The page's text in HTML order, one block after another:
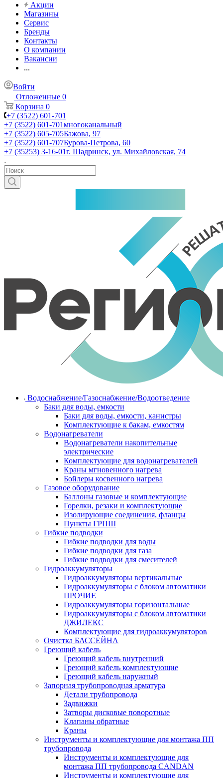
Акции
Магазины
Сервис
Бренды
Контакты
О компании
Вакансии
...
Войти
Отложенные 0
Корзина 0
+7 (3522) 601-701
+7 (3522) 601-701многоканальный
+7 (3522) 605-705Бажова, 97
+7 (3522) 601-707Бурова-Петрова, 60
+7 (35253) 3-16-01г. Шадринск, ул. Михайловская, 74
Водоснабжение/Газоснабжение/Водоотведение
Баки для воды, емкости
Баки для воды, емкости, канистры
Комплектующие к бакам, емкостям
Водонагреватели
Водонагреватели накопительные
электрические
Комплектующие для водонагревателей
Краны мгновенного нагрева
Бойлеры косвенного нагрева
Газовое оборудование
Баллоны газовые и комплектующие
Горелки, резаки и комплектующие
Изолирующие соединения, фланцы
Пункты ГРПШ
Гибкие подводки
Гибкие подводки для воды
Гибкие подводки для газа
Гибкие подводки для смесителей
Гидроаккумуляторы
Гидроаккумуляторы вертикальные
Гидроаккумуляторы с блоком автоматики
ПРОЧИЕ
Гидроаккумуляторы горизонтальные
Гидроаккумуляторы с блоком автоматики
ДЖИЛЕКС
Комплектующие для гидроаккумуляторов
Очистка БАССЕЙНА
Греющий кабель
Греющий кабель внутренний
Греющий кабель комплектующие
Греющий кабель наружный
Запорная трубопроводная арматура
Детали трубопровода
Задвижки
Затворы дисковые поворотные
Клапаны обратные
Краны
Инструменты и комплектующие для монтажа ПП
трубопровода
Инструменты и комплектующие для
монтажа ПП трубопровода CANDAN
Инструменты и комплектующие для